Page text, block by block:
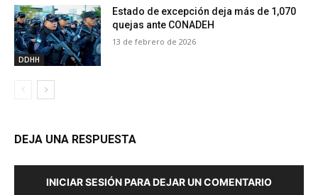
DDHH
Estado de excepción deja más de 1,070
quejas ante CONADEH
13 de febrero de 2026
DEJA UNA RESPUESTA
INICIAR SESIÓN PARA DEJAR UN COMENTARIO